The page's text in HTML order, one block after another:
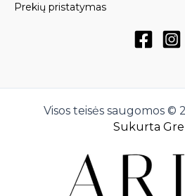
Prekių pristatymas
Visos teisės saugomos ©
Sukurta